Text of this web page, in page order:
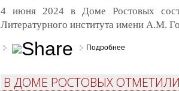
4 июня 2024 в Доме Ростовых
Литературного института имени А.М.
Подробнее
В ДОМЕ РОСТОВЫХ